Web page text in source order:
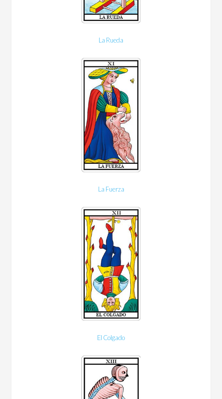
La Rueda
La Fuerza
El Colgado